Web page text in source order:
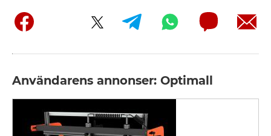
Användarens annonser: Optimall